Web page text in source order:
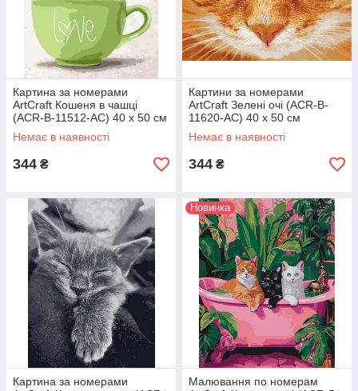
Картина за номерами
ArtCraft Кошеня в чашці
(ACR-B-11512-AC) 40 х 50 см
Немає в наявності
344 ₴
Картини за номерами
ArtCraft Зелені очі (ACR-B-
11620-AC) 40 х 50 см
Немає в наявності
344 ₴
Картина за номерами
Новинка
Малювання по номерам